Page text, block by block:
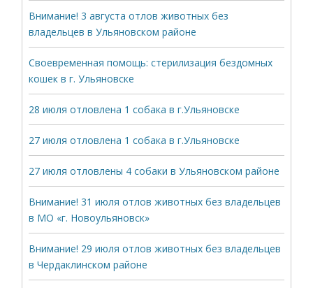
Внимание! 3 августа отлов животных без
владельцев в Ульяновском районе
Своевременная помощь: стерилизация бездомных
кошек в г. Ульяновске
28 июля отловлена 1 собака в г.Ульяновске
27 июля отловлена 1 собака в г.Ульяновске
27 июля отловлены 4 собаки в Ульяновском районе
Внимание! 31 июля отлов животных без владельцев
в МО «г. Новоульяновск»
Внимание! 29 июля отлов животных без владельцев
в Чердаклинском районе